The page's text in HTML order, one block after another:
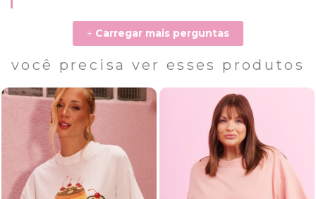
+ Carregar mais perguntas
você precisa ver esses produtos